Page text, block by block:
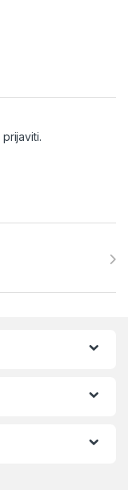
prijaviti.